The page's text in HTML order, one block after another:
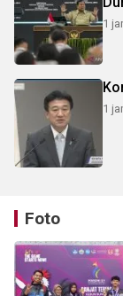
1
1
Foto